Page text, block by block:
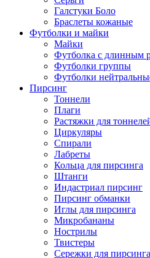
Галстуки Боло
Браслеты кожаные
Футболки и майки
Майки
Футболка с длинным
Футболки группы
Футболки
Пирсинг
Тоннели
Плаги
Растяжки для
Циркуляры
Спирали
Лабреты
Кольца для пирсинга
Штанги
Индастриал пирсинг
Пирсинг обманки
Иглы для пирсинга
Микробананы
Нострилы
Твистеры
Сережки для пирсинга